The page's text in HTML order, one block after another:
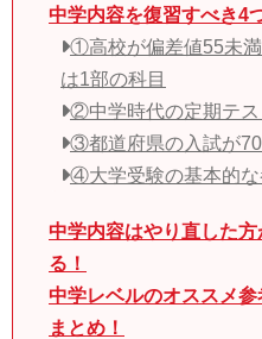
中学内容を復習すべき4
①高校が偏差値55未
は1部の科目
②中学時代の定期テス
③都道府県の入試が
④大学受験の基本的な
中学内容はやり直した
る！
中学レベルのオススメ参
まとめ！